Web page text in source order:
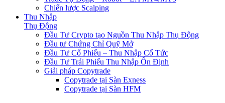
Chiến lược Scalping
Thu Nhập
Thụ Động
Đầu Tư Crypto tạo Nguồn Thu Nhập Thụ Động
Đầu tư Chứng Chỉ Quỹ Mở
Đầu Tư Cổ Phiếu – Thu Nhập Cổ Tức
Đầu Tư Trái Phiếu Thu Nhập Ổn Định
Giải pháp Copytrade
Copytrade tại Sàn Exness
Copytrade tại Sàn HFM